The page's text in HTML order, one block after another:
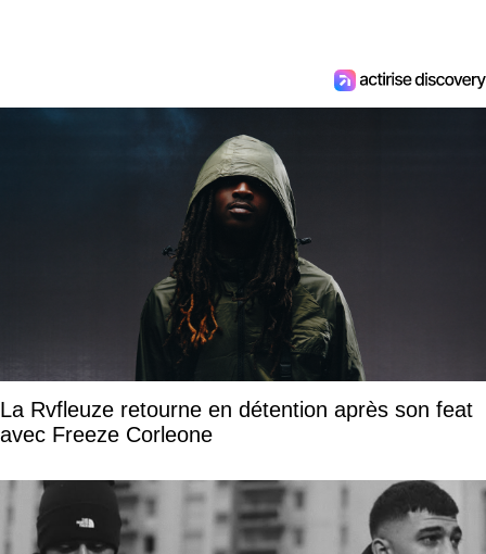
La Rvfleuze retourne en détention après son feat
avec Freeze Corleone